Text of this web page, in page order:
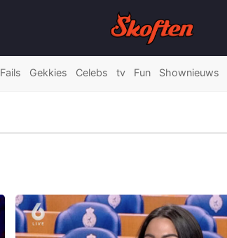
Fails Gekkies Celebs tv Fun Shownieuws